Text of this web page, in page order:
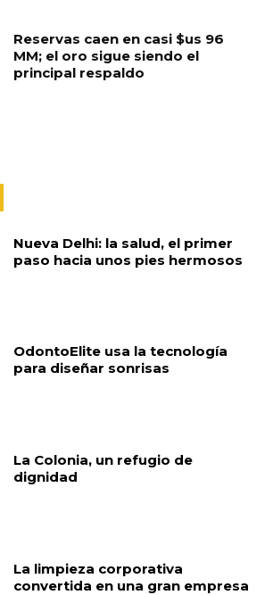
Reservas caen en casi $us 96
MM; el oro sigue siendo el
principal respaldo
Nueva Delhi: la salud, el primer
paso hacia unos pies hermosos
OdontoElite usa la tecnología
para diseñar sonrisas
La Colonia, un refugio de
dignidad
La limpieza corporativa
convertida en una gran empresa